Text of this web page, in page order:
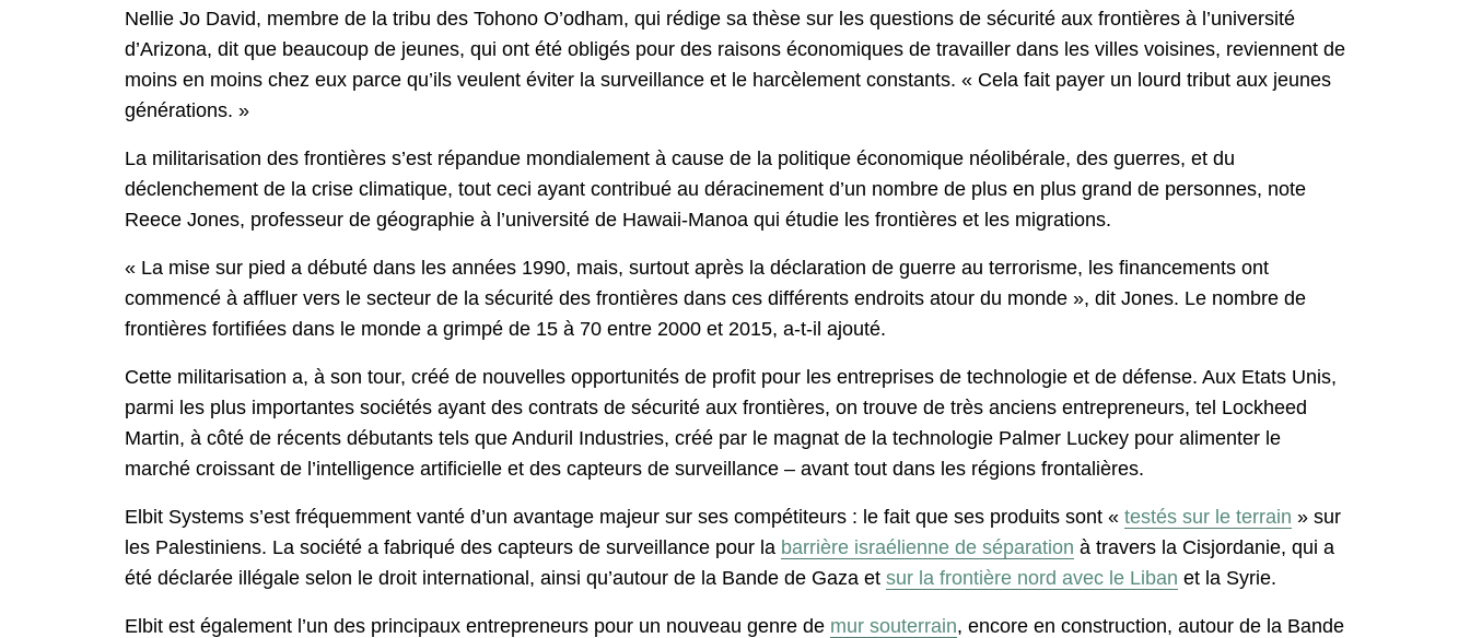
Nellie Jo David, membre de la tribu des Tohono O’odham, qui rédige sa thèse sur les questions de sécurité aux frontières à l’université
d’Arizona, dit que beaucoup de jeunes, qui ont été obligés pour des raisons économiques de travailler dans les villes voisines, reviennent de
moins en moins chez eux parce qu’ils veulent éviter la surveillance et le harcèlement constants. « Cela fait payer un lourd tribut aux jeunes
générations. »
La militarisation des frontières s’est répandue mondialement à cause de la politique économique néolibérale, des guerres, et du
déclenchement de la crise climatique, tout ceci ayant contribué au déracinement d’un nombre de plus en plus grand de personnes, note
Reece Jones, professeur de géographie à l’université de Hawaii-Manoa qui étudie les frontières et les migrations.
« La mise sur pied a débuté dans les années 1990, mais, surtout après la déclaration de guerre au terrorisme, les financements ont
commencé à affluer vers le secteur de la sécurité des frontières dans ces différents endroits atour du monde », dit Jones. Le nombre de
frontières fortifiées dans le monde a grimpé de 15 à 70 entre 2000 et 2015, a-t-il ajouté.
Cette militarisation a, à son tour, créé de nouvelles opportunités de profit pour les entreprises de technologie et de défense. Aux Etats Unis,
parmi les plus importantes sociétés ayant des contrats de sécurité aux frontières, on trouve de très anciens entrepreneurs, tel Lockheed
Martin, à côté de récents débutants tels que Anduril Industries, créé par le magnat de la technologie Palmer Luckey pour alimenter le
marché croissant de l’intelligence artificielle et des capteurs de surveillance – avant tout dans les régions frontalières.
Elbit Systems s’est fréquemment vanté d’un avantage majeur sur ses compétiteurs : le fait que ses produits sont « testés sur le terrain » sur
les Palestiniens. La société a fabriqué des capteurs de surveillance pour la barrière israélienne de séparation à travers la Cisjordanie, qui a
été déclarée illégale selon le droit international, ainsi qu’autour de la Bande de Gaza et sur la frontière nord avec le Liban et la Syrie.
Elbit est également l’un des principaux entrepreneurs pour un nouveau genre de mur souterrain, encore en construction, autour de la Bande